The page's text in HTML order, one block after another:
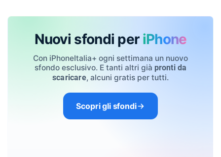
Nuovi sfondi per iPhone
Con iPhoneItalia+ ogni settimana un nuovo
sfondo esclusivo. E tanti altri già pronti da
scaricare, alcuni gratis per tutti.
Scopri gli sfondi